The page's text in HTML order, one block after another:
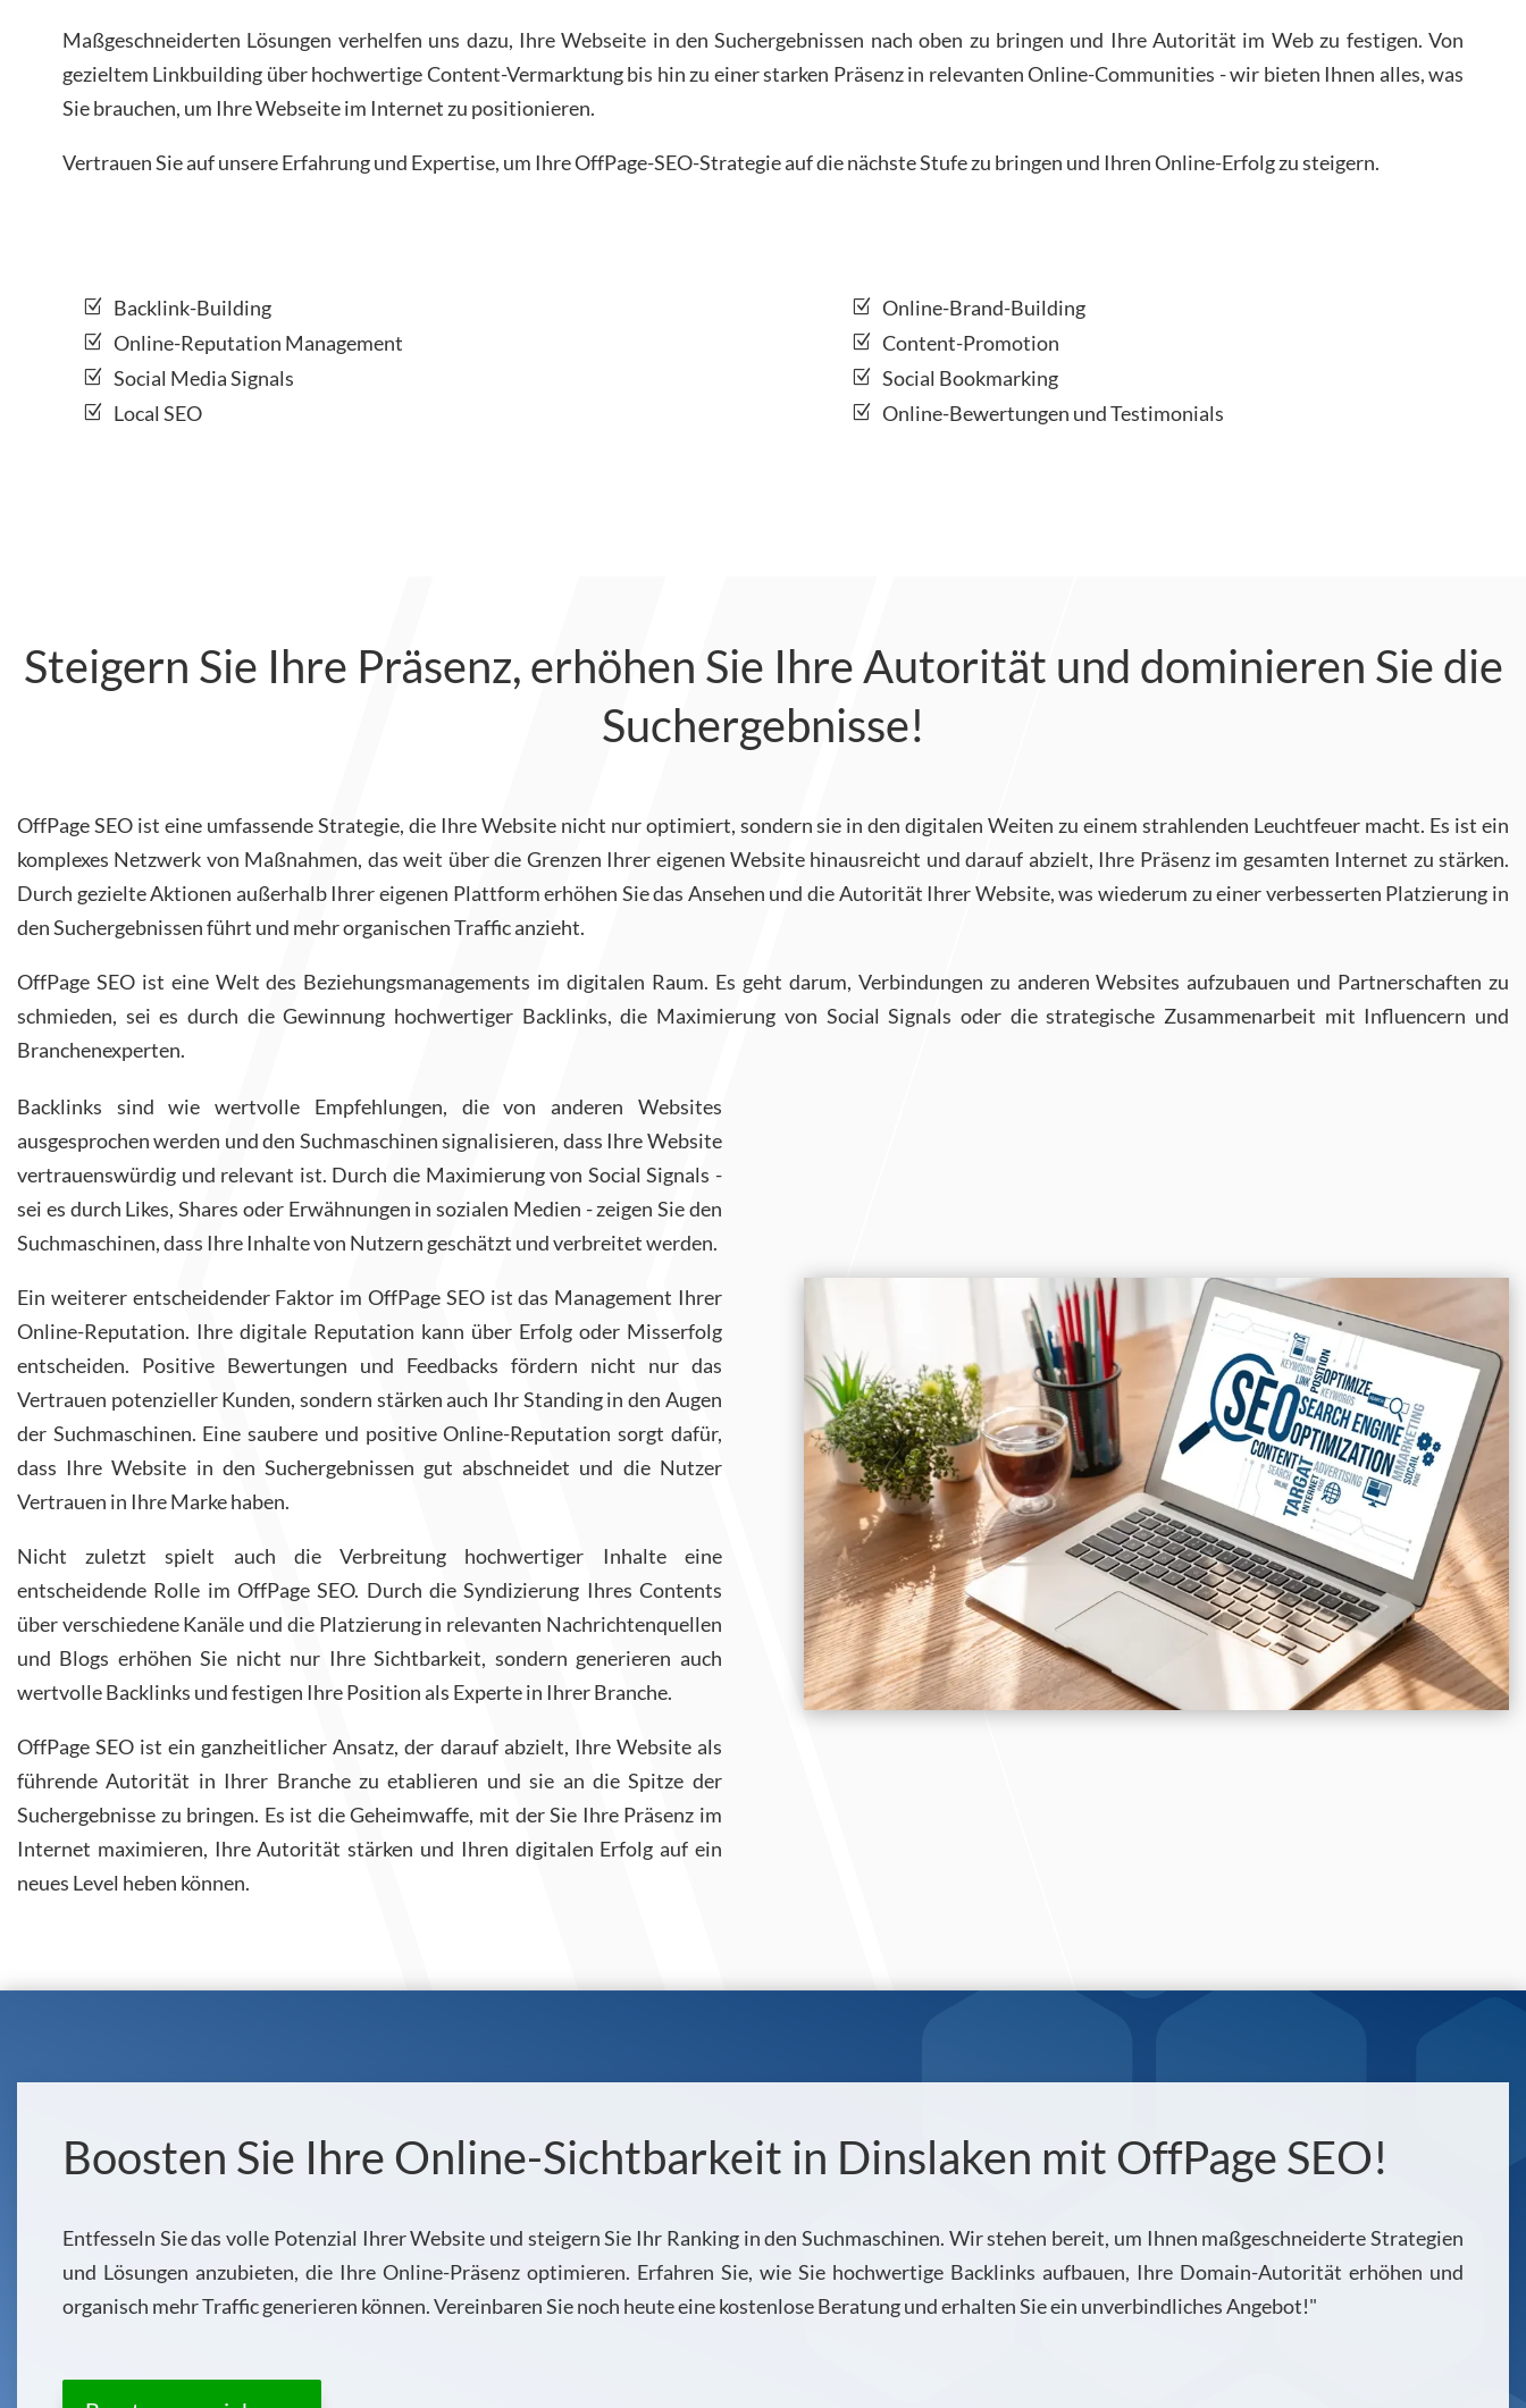
Maßgeschneiderten Lösungen verhelfen uns dazu, Ihre Webseite in den Suchergebnissen nach oben zu bringen und Ihre Autorität im Web zu festigen. Von
gezieltem Linkbuilding über hochwertige Content-Vermarktung bis hin zu einer starken Präsenz in relevanten Online-Communities - wir bieten Ihnen alles, was
Sie brauchen, um Ihre Webseite im Internet zu positionieren.
Vertrauen Sie auf unsere Erfahrung und Expertise, um Ihre OffPage-SEO-Strategie auf die nächste Stufe zu bringen und Ihren Online-Erfolg zu steigern.
Backlink-Building
Online-Reputation Management
Social Media Signals
Local SEO
Online-Brand-Building
Content-Promotion
Social Bookmarking
Online-Bewertungen und Testimonials
Steigern Sie Ihre Präsenz, erhöhen Sie Ihre Autorität und dominieren Sie die
Suchergebnisse!
OffPage SEO ist eine umfassende Strategie, die Ihre Website nicht nur optimiert, sondern sie in den digitalen Weiten zu einem strahlenden Leuchtfeuer macht. Es ist ein
komplexes Netzwerk von Maßnahmen, das weit über die Grenzen Ihrer eigenen Website hinausreicht und darauf abzielt, Ihre Präsenz im gesamten Internet zu stärken.
Durch gezielte Aktionen außerhalb Ihrer eigenen Plattform erhöhen Sie das Ansehen und die Autorität Ihrer Website, was wiederum zu einer verbesserten Platzierung in
den Suchergebnissen führt und mehr organischen Traffic anzieht.
OffPage SEO ist eine Welt des Beziehungsmanagements im digitalen Raum. Es geht darum, Verbindungen zu anderen Websites aufzubauen und Partnerschaften zu
schmieden, sei es durch die Gewinnung hochwertiger Backlinks, die Maximierung von Social Signals oder die strategische Zusammenarbeit mit Influencern und
Branchenexperten.
Backlinks sind wie wertvolle Empfehlungen, die von anderen Websites
ausgesprochen werden und den Suchmaschinen signalisieren, dass Ihre Website
vertrauenswürdig und relevant ist. Durch die Maximierung von Social Signals -
sei es durch Likes, Shares oder Erwähnungen in sozialen Medien - zeigen Sie den
Suchmaschinen, dass Ihre Inhalte von Nutzern geschätzt und verbreitet werden.
Ein weiterer entscheidender Faktor im OffPage SEO ist das Management Ihrer
Online-Reputation. Ihre digitale Reputation kann über Erfolg oder Misserfolg
entscheiden. Positive Bewertungen und Feedbacks fördern nicht nur das
Vertrauen potenzieller Kunden, sondern stärken auch Ihr Standing in den Augen
der Suchmaschinen. Eine saubere und positive Online-Reputation sorgt dafür,
dass Ihre Website in den Suchergebnissen gut abschneidet und die Nutzer
Vertrauen in Ihre Marke haben.
Nicht zuletzt spielt auch die Verbreitung hochwertiger Inhalte eine
entscheidende Rolle im OffPage SEO. Durch die Syndizierung Ihres Contents
über verschiedene Kanäle und die Platzierung in relevanten Nachrichtenquellen
und Blogs erhöhen Sie nicht nur Ihre Sichtbarkeit, sondern generieren auch
wertvolle Backlinks und festigen Ihre Position als Experte in Ihrer Branche.
OffPage SEO ist ein ganzheitlicher Ansatz, der darauf abzielt, Ihre Website als
führende Autorität in Ihrer Branche zu etablieren und sie an die Spitze der
Suchergebnisse zu bringen. Es ist die Geheimwaffe, mit der Sie Ihre Präsenz im
Internet maximieren, Ihre Autorität stärken und Ihren digitalen Erfolg auf ein
neues Level heben können.
Boosten Sie Ihre Online-Sichtbarkeit in Dinslaken mit OffPage SEO!
Entfesseln Sie das volle Potenzial Ihrer Website und steigern Sie Ihr Ranking in den Suchmaschinen. Wir stehen bereit, um Ihnen maßgeschneiderte Strategien
und Lösungen anzubieten, die Ihre Online-Präsenz optimieren. Erfahren Sie, wie Sie hochwertige Backlinks aufbauen, Ihre Domain-Autorität erhöhen und
organisch mehr Traffic generieren können. Vereinbaren Sie noch heute eine kostenlose Beratung und erhalten Sie ein unverbindliches Angebot!"